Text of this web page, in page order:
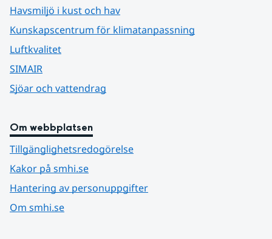
Havsmiljö i kust och hav
Kunskapscentrum för klimatanpassning
Luftkvalitet
SIMAIR
Sjöar och vattendrag
Om webbplatsen
Tillgänglighetsredogörelse
Kakor på smhi.se
Hantering av personuppgifter
Om smhi.se